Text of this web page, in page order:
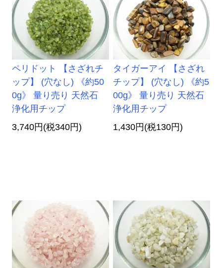
ペリドット 【さざれチ
ップ】 (穴なし) 《約50
0g》 量り売り 天然石
浄化用チップ
3,740円(税340円)
タイガーアイ 【さざれ
チップ】 (穴なし) 《約5
00g》 量り売り 天然石
浄化用チップ
1,430円(税130円)